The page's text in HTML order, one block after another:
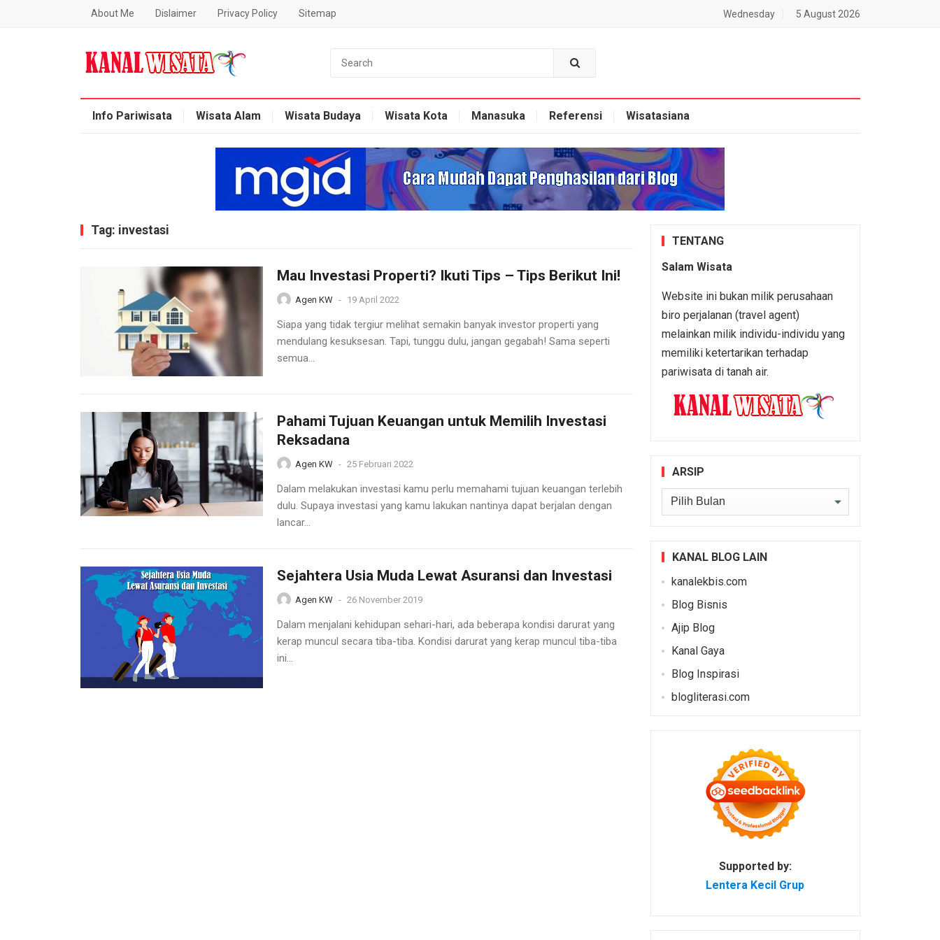
About Me Dislaimer Privacy Policy Sitemap Wednesday 5 August 2026
Blog Kanal Wisata
Info Pariwisata
Wisata Alam Wisata Budaya Wisata Kota Manasuka Referensi Wisatasiana
Tag: investasi
Mau Investasi Properti? Ikuti Tips – Tips Berikut Ini!
Agen KW - 19 April 2022
Siapa yang tidak tergiur melihat semakin banyak investor properti yang
mendulang kesuksesan. Tapi, tunggu dulu, jangan gegabah! Sama seperti
semua...
Pahami Tujuan Keuangan untuk Memilih Investasi
Reksadana
Agen KW - 25 Februari 2022
Dalam melakukan investasi kamu perlu memahami tujuan keuangan terlebih
dulu. Supaya investasi yang kamu lakukan nantinya dapat berjalan dengan
lancar...
Sejahtera Usia Muda Lewat Asuransi dan Investasi
Agen KW - 26 November 2019
Dalam menjalani kehidupan sehari-hari, ada beberapa kondisi darurat yang
kerap muncul secara tiba-tiba. Kondisi darurat yang kerap muncul tiba-tiba
ini...
TENTANG
Salam Wisata
Website ini bukan milik perusahaan
biro perjalanan (travel agent)
melainkan milik individu-individu yang
memiliki ketertarikan terhadap
pariwisata di tanah air.
ARSIP
Arsip
KANAL BLOG LAIN
kanalekbis.com
Blog Bisnis
Ajip Blog
Kanal Gaya
Blog Inspirasi
blogliterasi.com
Supported by:
Lentera Kecil Grup